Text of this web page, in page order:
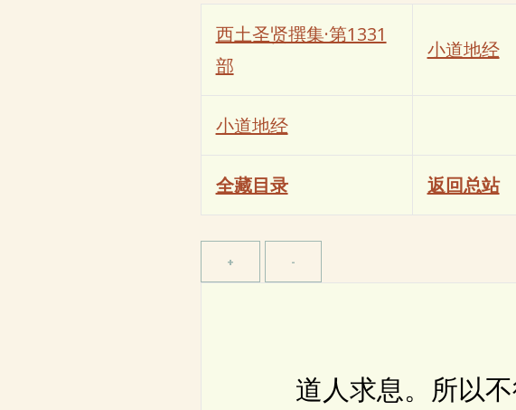
西土圣贤撰集·第1331
部
小道地经
小道地经
全藏目录 返回总站
道人求息。所以不得